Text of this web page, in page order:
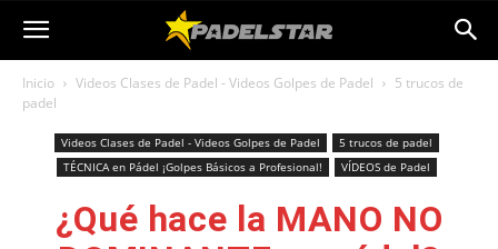
Inicio Videos Clases de Padel - Videos Golpes de Padel
5 trucos de
padel
Videos Clases de Padel - Videos Golpes de Padel
5 trucos de padel
TÉCNICA en Pádel ¡Golpes Básicos a Profesional!
VÍDEOS de Padel
¿Qué hace la MANO NO